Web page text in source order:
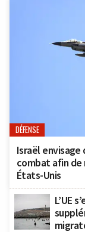
DÉFENSE
Israël
combat afin de
États-Unis
L’UE